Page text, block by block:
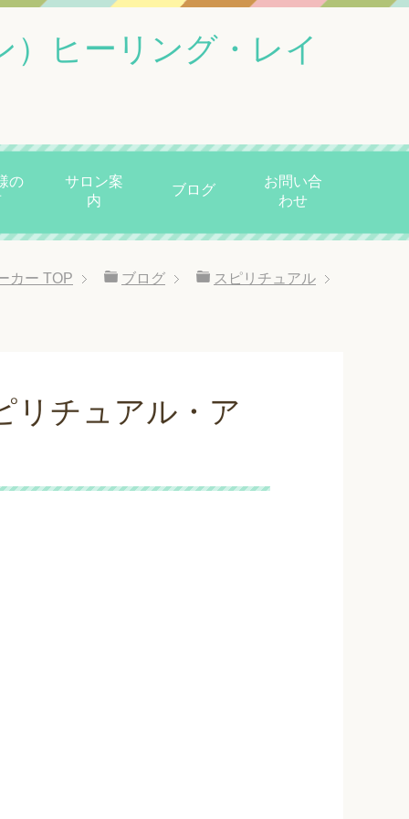
ヒーリング・レイ
の
サロン案
内
ブログ
お問い合
わせ
カー TOP ブログ スピリチュアル
リチュアル・ア